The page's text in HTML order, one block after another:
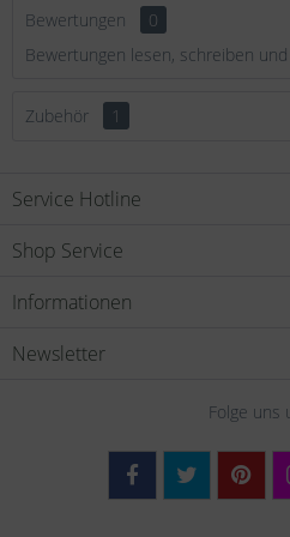
Bewertungen
0
Bewertungen lesen, schreiben
Zubehör 1
Service Hotline
Shop Service
Informationen
Newsletter
Folge uns